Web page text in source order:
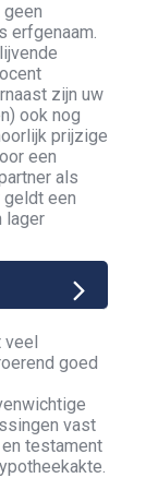
erfgenaam.
zijn uw
ook nog
prijzige
een
als
geldt een
lager
veel
goed
vast
testament